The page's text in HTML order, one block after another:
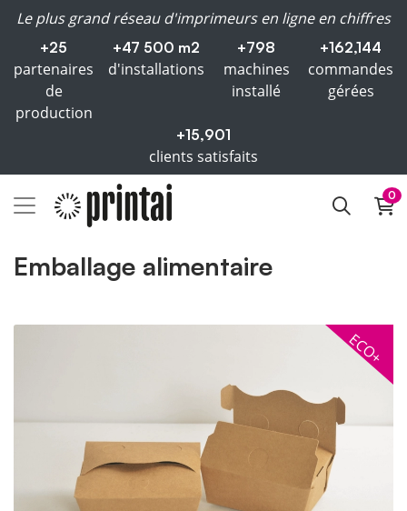
Le plus grand réseau d'imprimeurs en ligne en chiffres
+25
partenaires
de
production
+47 500 m2
d'installations
+798
machines
installé
+162,144
commandes
gérées
+15,901
clients satisfaits
0
Emballage alimentaire
ECO+